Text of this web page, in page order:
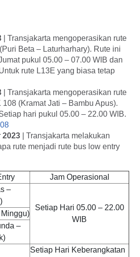
| Transjakarta mengoperasikan rute
(Puri Beta – Laturharhary). Rute ini
pukul 05.00 – 07.00 WIB dan
rute L13E yang biasa tetap
| Transjakarta mengoperasikan rute
(Kramat Jati – Bambu Apus).
hari pukul 05.00 – 22.00 WIB.
2023 | Transjakarta melakukan
rute menjadi rute bus low entry
Jam Operasional
–
Setiap Hari 05.00 – 22.00
WIB
–
Setiap Hari Keberangkatan